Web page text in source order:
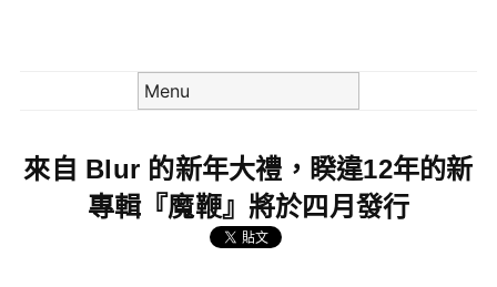
來自 Blur 的新年大禮，睽違12年的新
專輯『魔鞭』將於四月發行